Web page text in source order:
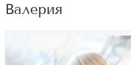
Валерия